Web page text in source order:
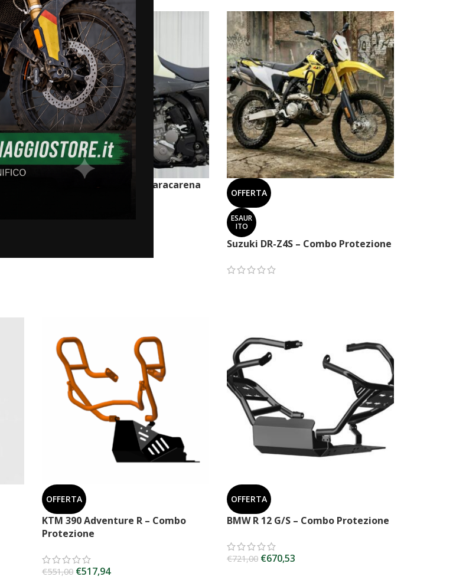
Suzuki DR-Z4S – Barre Paracarena
OFFERTA
ESAUR
ITO
Suzuki DR-Z4S – Combo Protezione
OFFERTA
KTM 390 Adventure R – Combo
Protezione
€551,00 €517,94
OFFERTA
BMW R 12 G/S – Combo Protezione
€721,00 €670,53